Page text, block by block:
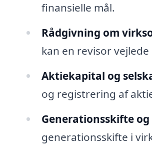
finansielle mål.
Rådgivning om
kan en revisor
Aktiekapital og
og registrering af
Generationsskifte og
generationsskifte i